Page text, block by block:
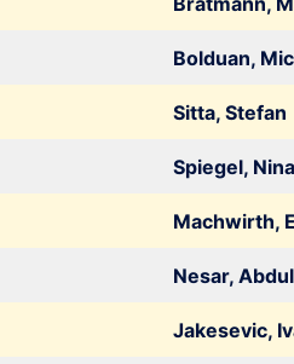
Bolduan,
Sitta, Stefan
Spiegel,
Machwirth,
Nesar,
Jakesevic,